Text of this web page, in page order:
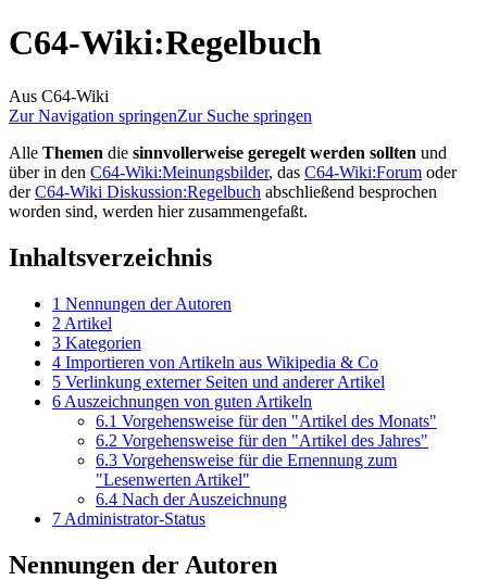
C64-Wiki:Regelbuch
Aus C64-Wiki
Zur Navigation springenZur Suche springen
Alle Themen die sinnvollerweise geregelt werden sollten und
über in den C64-Wiki:Meinungsbilder, das C64-Wiki:Forum oder
derC64-Wiki Diskussion:Regelbuch abschließend besprochen
worden sind, werden hier zusammengefaßt.
Inhaltsverzeichnis
1 Nennungen der Autoren
2 Artikel
3 Kategorien
4 Importieren von Artikeln aus Wikipedia & Co
5 Verlinkung externer Seiten und anderer Artikel
6 Auszeichnungen von guten Artikeln
6.1 Vorgehensweise für den "Artikel des Monats"
6.2 Vorgehensweise für den "Artikel des Jahres"
6.3 Vorgehensweise für die Ernennung zum
"Lesenwerten Artikel"
6.4 Nach der Auszeichnung
7 Administrator-Status
Nennungen der Autoren